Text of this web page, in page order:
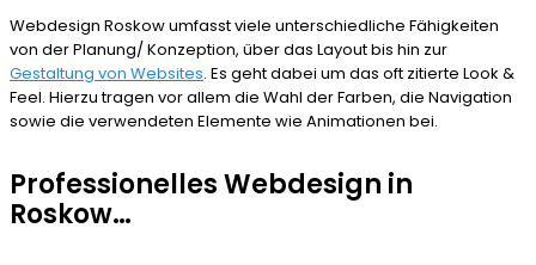
Webdesign Roskow umfasst viele unterschiedliche Fähigkeiten
von der Planung/ Konzeption, über das Layout bis hin zur
Gestaltung von Websites. Es geht dabei um das oft zitierte Look &
Feel. Hierzu tragen vor allem die Wahl der Farben, die Navigation
sowie die verwendeten Elemente wie Animationen bei.
Professionelles Webdesign in
Roskow…